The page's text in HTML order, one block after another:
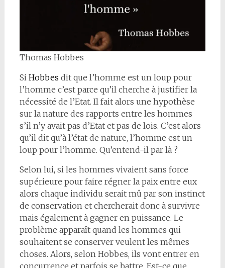
Thomas Hobbes
Si Hobbes dit que l’homme est un loup pour
l’homme c’est parce qu’il cherche à justifier la
nécessité de l’Etat. Il fait alors une hypothèse
sur la nature des rapports entre les hommes
s’il n’y avait pas d’Etat et pas de lois. C’est alors
qu’il dit qu’à l’état de nature, l’homme est un
loup pour l’homme. Qu’entend-il par là ?
Selon lui, si les hommes vivaient sans force
supérieure pour faire régner la paix entre eux
alors chaque individu serait mû par son instinct
de conservation et chercherait donc à survivre
mais également à gagner en puissance. Le
problème apparaît quand les hommes qui
souhaitent se conserver veulent les mêmes
choses. Alors, selon Hobbes, ils vont entrer en